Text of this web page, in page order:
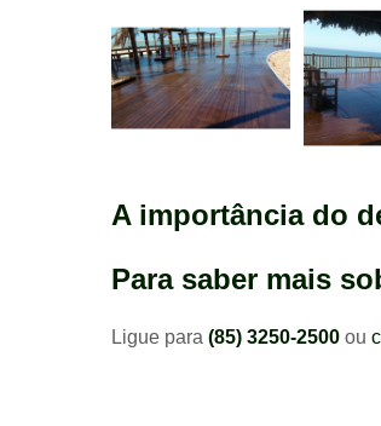
A importância do
Para saber mais
Ligue para (85) 3250-2500 ou